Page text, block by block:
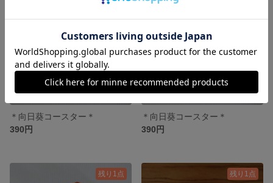
＊向日葵コースター＊
390円
＊向日葵コースター＊
390円
残り1点 残り1点